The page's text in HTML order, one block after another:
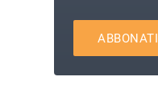
ABBONATI